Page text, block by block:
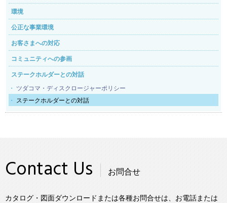
環境
公正な事業環境
お客さまへの対応
コミュニティへの参画
ステークホルダーとの対話
ツダコマ・ディスクロージャーポリシー
ステークホルダーとの対話
Contact Us お問合せ
カタログ・図面ダウンロードまたは各種お問合せは、お電話または